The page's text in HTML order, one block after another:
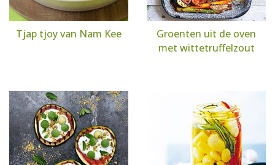
Tjap tjoy van Nam Kee
Groenten uit de oven
met wittetruffelzout